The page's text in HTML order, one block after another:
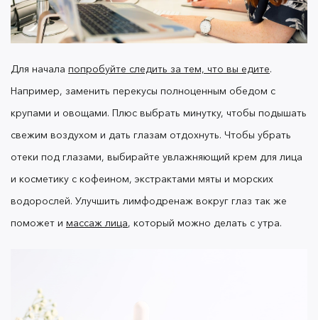
Долгие часы перед экраном компьютера влияют
на все типы кожи. Так называемый “синий цвет”
или ( HEV- излучение) является главной
и на переносице.Именно поэтому уход за лицом
в офисе должен включать бьюти-средства с
коллагеном и ретинолом, которые заполняют
складки изнутри и уменьшают видимость
Начинайте утро с глубокого увлажнения кожи
уходовая косметика и тональная основа в одном.
Для начала попробуйте следить за тем, что вы едите.
Например, заменить перекусы полноценным обедом с
крупами и овощами. Плюс выбрать минутку, чтобы подышать
свежим воздухом и дать глазам отдохнуть. Чтобы убрать
отеки под глазами, выбирайте увлажняющий крем для лица
и косметику с кофеином, экстрактами мяты и морских
водорослей. Улучшить лимфодренаж вокруг глаз так же
поможет и массаж лица, который можно делать с утра.